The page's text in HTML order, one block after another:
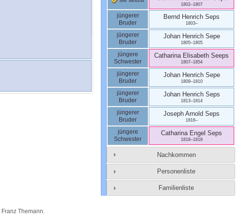
1802–1807
jüngerer
Bruder
Bernd Henrich Seps
1803–
jüngerer
Bruder
Johan Henrich Sepe
1805–1805
jüngere
Schwester
Catharina Elisabeth Seeps
1807–1854
jüngerer
Bruder
Johan Henrich Sepe
1809–1810
jüngerer
Bruder
Johan Henrich Seps
1813–1814
jüngerer
Bruder
Joseph Arnold Seps
1816–
jüngere
Schwester
Catharina Engel Seps
1818–1818
Nachkommen
Personenliste
Familienliste
Franz Themann.